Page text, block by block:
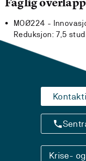
MOØ224 -
Reduksjon: 7,5
Krise-